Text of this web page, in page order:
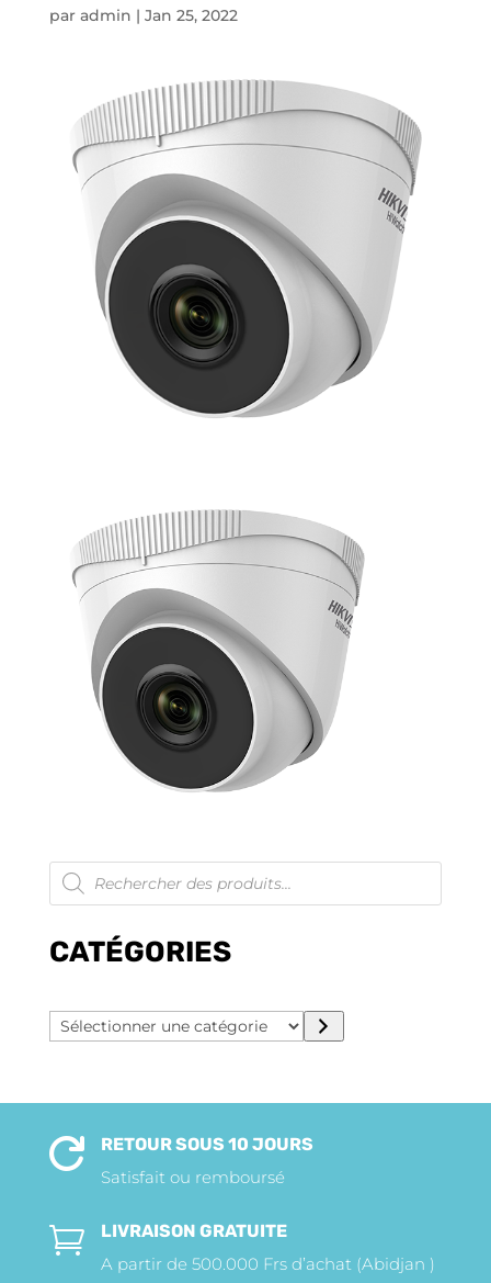
par admin | Jan 25, 2022
Recherche
de
produits
CATÉGORIES
Sélectionner
une

RETOUR SOUS 10 JOURS
Satisfait ou remboursé

LIVRAISON GRATUITE
A partir de 500.000 Frs d’achat (Abidjan )